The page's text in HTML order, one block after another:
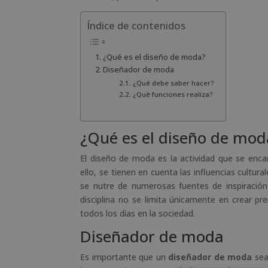
Índice de contenidos
¿Qué es el diseño de moda?
Diseñador de moda
¿Qué debe saber hacer?
¿Qué funciones realiza?
¿Qué es el diseño de
El diseño de moda es la actividad que se
ello, se tienen en cuenta las influencias
se nutre de numerosas fuentes de
disciplina no se limita únicamente en crear
todos los días en la sociedad.
Diseñador de moda
Es importante que un diseñador de moda